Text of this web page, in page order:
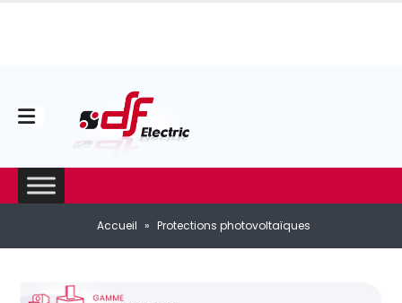
Accueil » Protections photovoltaïques